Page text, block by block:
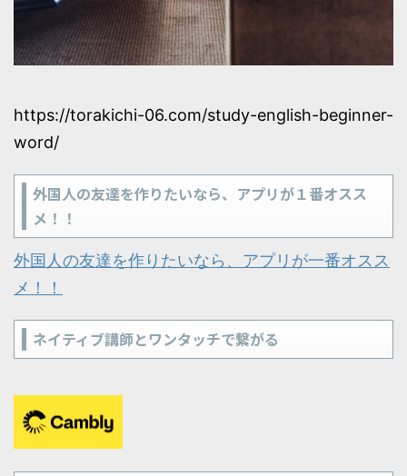
https://torakichi-06.com/study-english-beginner-
word/
外国人の友達を作りたいなら、アプリが１番オスス
メ！！
外国人の友達を作りたいなら、アプリが一番オスス
メ！！
ネイティブ講師とワンタッチで繋がる